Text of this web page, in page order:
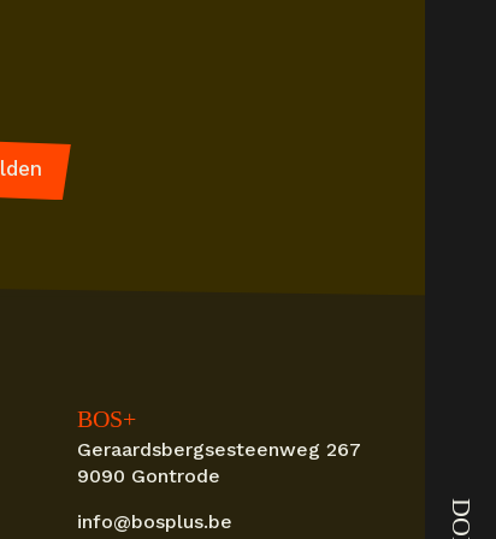
BOS+
Geraardsbergsesteenweg 267
9090 Gontrode
info@bosplus.be